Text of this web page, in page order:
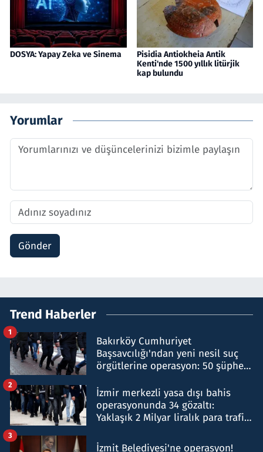
DOSYA: Yapay Zeka ve Sinema
Pisidia Antiokheia Antik
Kenti'nde 1500 yıllık litürjik
kap bulundu
Yorumlar
Gönder
Trend Haberler
Bakırköy Cumhuriyet
Başsavcılığı'ndan yeni nesil suç
örgütlerine operasyon: 50 şüpheli
1
İzmir merkezli yasa dışı bahis
operasyonunda 34 gözaltı:
Yaklaşık 2 Milyar liralık para trafiği
2
İzmit Belediyesi'ne operasyon!
3